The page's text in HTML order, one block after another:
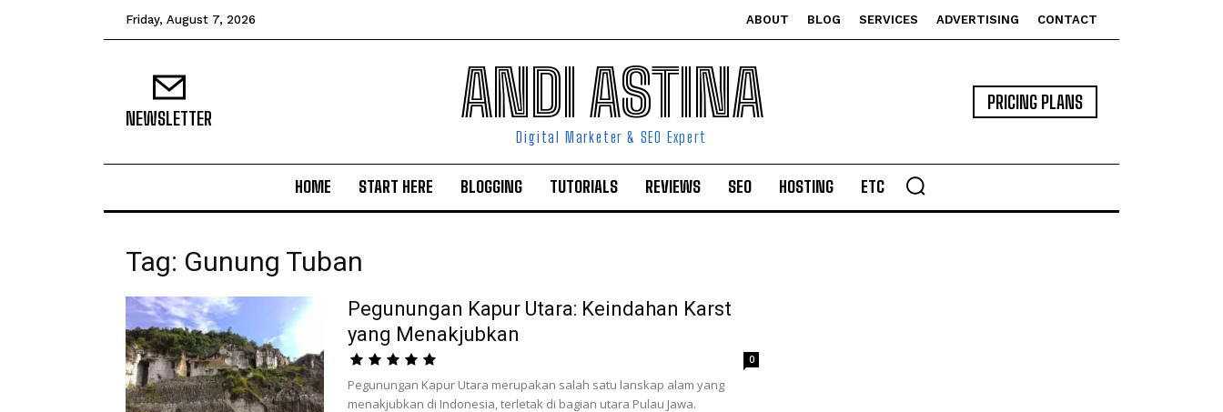
Friday, August 7, 2026 ABOUT BLOG SERVICES ADVERTISING CONTACT
NEWSLETTER ANDI ASTINA
Digital Marketer & SEO Expert
PRICING PLANS
HOME START HERE BLOGGING TUTORIALS REVIEWS SEO HOSTING ETC
Tag: Gunung Tuban
Pegunungan Kapur Utara: Keindahan Karst
yang Menakjubkan
0
Pegunungan Kapur Utara merupakan salah satu lanskap alam yang
menakjubkan di Indonesia, terletak di bagian utara Pulau Jawa.